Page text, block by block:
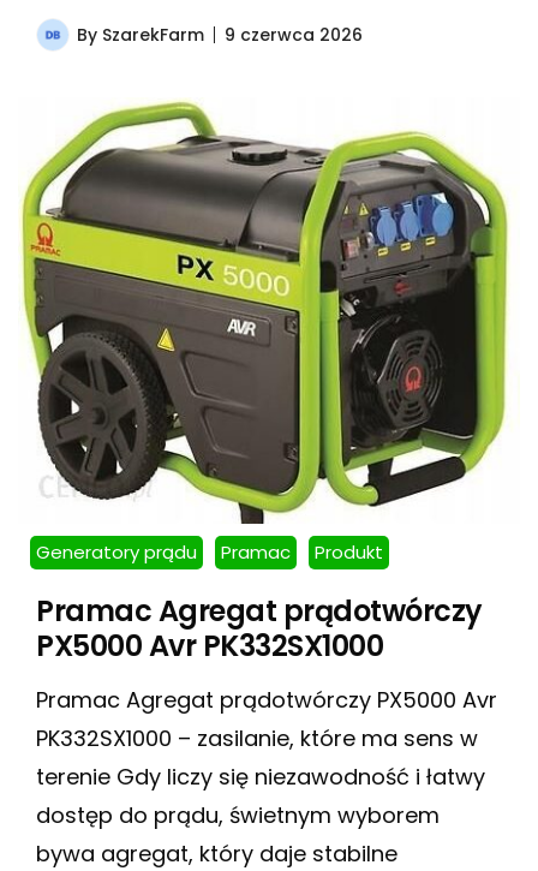
By SzarekFarm 9 czerwca 2026
Generatory prądu Pramac Produkt
Pramac Agregat prądotwórczy
PX5000 Avr PK332SX1000
Pramac Agregat prądotwórczy PX5000 Avr
PK332SX1000 – zasilanie, które ma sens w
terenie Gdy liczy się niezawodność i łatwy
dostęp do prądu, świetnym wyborem
bywa agregat, który daje stabilne